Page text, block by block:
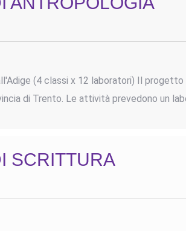
(4 classi x 12 laboratori) Il
di Trento. Le attività prevedono un
SCRITTURA